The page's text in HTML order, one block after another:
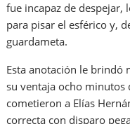
fue incapaz de despejar,
para pisar el esférico y,
guardameta.
Esta anotación le brindó
su ventaja ocho minutos
cometieron a Elías
correcta con disparo